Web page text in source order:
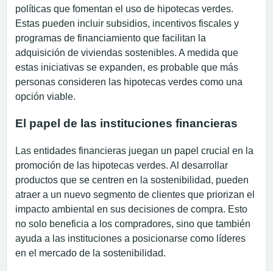
políticas que fomentan el uso de hipotecas verdes.
Estas pueden incluir subsidios, incentivos fiscales y
programas de financiamiento que facilitan la
adquisición de viviendas sostenibles. A medida que
estas iniciativas se expanden, es probable que más
personas consideren las hipotecas verdes como una
opción viable.
El papel de las instituciones financieras
Las entidades financieras juegan un papel crucial en la
promoción de las hipotecas verdes. Al desarrollar
productos que se centren en la sostenibilidad, pueden
atraer a un nuevo segmento de clientes que priorizan el
impacto ambiental en sus decisiones de compra. Esto
no solo beneficia a los compradores, sino que también
ayuda a las instituciones a posicionarse como líderes
en el mercado de la sostenibilidad.